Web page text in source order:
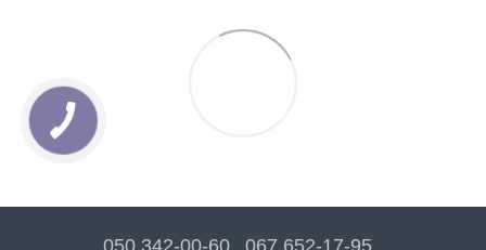
050 342-00-60 067 652-17-95